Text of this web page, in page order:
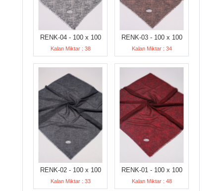
RENK-04 - 100 x 100
Kalan Miktar : 38
RENK-03 - 100 x 100
Kalan Miktar : 34
RENK-02 - 100 x 100
Kalan Miktar : 33
RENK-01 - 100 x 100
Kalan Miktar : 48